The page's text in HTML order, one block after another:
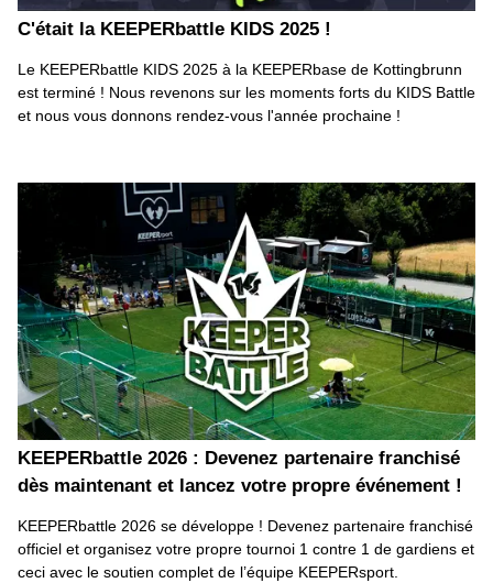
C'était la KEEPERbattle KIDS 2025 !
Le KEEPERbattle KIDS 2025 à la KEEPERbase de Kottingbrunn
est terminé ! Nous revenons sur les moments forts du KIDS Battle
et nous vous donnons rendez-vous l'année prochaine !
KEEPERbattle 2026 : Devenez partenaire franchisé
dès maintenant et lancez votre propre événement !
KEEPERbattle 2026 se développe ! Devenez partenaire franchisé
officiel et organisez votre propre tournoi 1 contre 1 de gardiens et
ceci avec le soutien complet de l’équipe KEEPERsport.